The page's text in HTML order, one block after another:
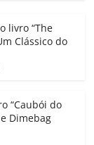
m
p
h
ar
livro “The
Clássico do
“Caubói do
Dimebag